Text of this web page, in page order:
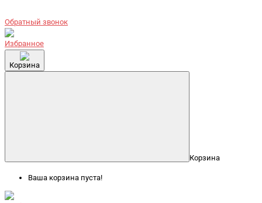
Обратный звонок
Избранное
Корзина
Корзина
Ваша корзина пуста!